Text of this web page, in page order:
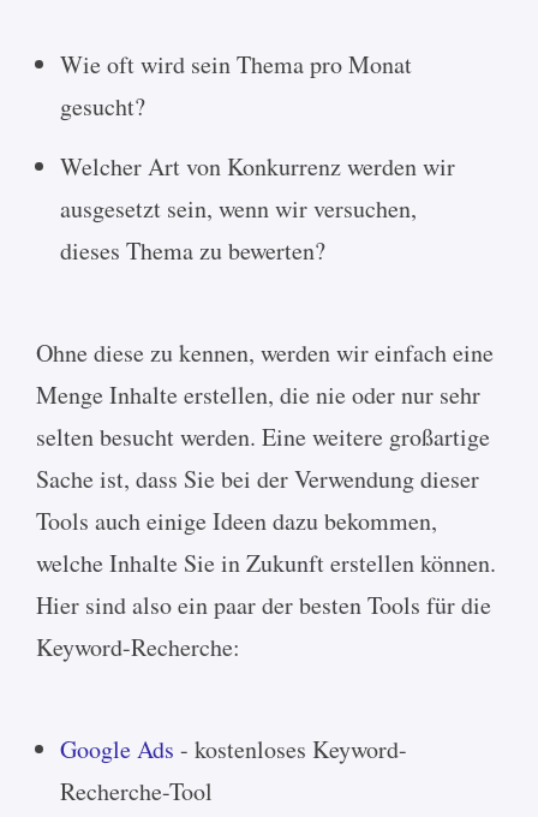
Wie oft wird sein Thema pro Monat
gesucht?
Welcher Art von Konkurrenz werden wir
ausgesetzt sein, wenn wir versuchen,
dieses Thema zu bewerten?
Ohne diese zu kennen, werden wir einfach eine
Menge Inhalte erstellen, die nie oder nur sehr
selten besucht werden. Eine weitere großartige
Sache ist, dass Sie bei der Verwendung dieser
Tools auch einige Ideen dazu bekommen,
welche Inhalte Sie in Zukunft erstellen können.
Hier sind also ein paar der besten Tools für die
Keyword-Recherche:
Google Ads - kostenloses Keyword-
Recherche-Tool